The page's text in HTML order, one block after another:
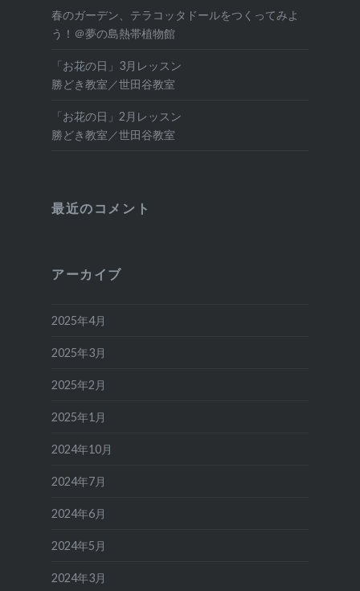
春のガーデン、テラコッタドールをつくってみよ
う！＠夢の島熱帯植物館
「お花の日」3月レッスン
勝どき教室／世田谷教室
「お花の日」2月レッスン
勝どき教室／世田谷教室
最近のコメント
アーカイブ
2025年4月
2025年3月
2025年2月
2025年1月
2024年10月
2024年7月
2024年6月
2024年5月
2024年3月